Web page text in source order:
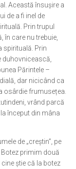
Această însușire a
de a fi inel de
Prin trupul
în care nu trebuie,
spirituală. Prin
duhovnicească,
Părintele –
dar nicicând ca
osârdie frumusețea.
vrând parcă
început din mâna
de „creștin”, pe
Botez primim două
știe că la botez